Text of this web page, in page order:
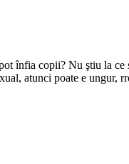
înfia copii? Nu ştiu la ce
atunci poate e ungur,